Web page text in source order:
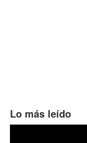
Lo más leído